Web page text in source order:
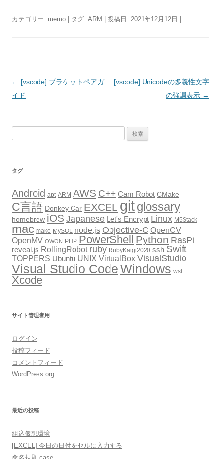
カテゴリー: memo | タグ: ARM | 投稿日: 2021年12月12日
投
稿
ン
← [vscode] ブラケットペアガ
イド
[vscode] Unicodeの多義性文字
の強調表示 →
タグ
Android apt ARM AWS C++ Cam Robot CMake
C言語 Donkey Car EXCEL gitglossary
homebrew iOS Japanese Let's Encrypt Linux M5Stack
mac make MySQL node.js Objective-C OpenCV
OpenMV OWON PHP PowerShell Python RasPi
reveal.js RollingRobot ruby RubyKaigi2020 ssh Swift
TOPPERS Ubuntu UNIX VirtualBox VisualStudio
Visual Studio CodeWindows wsl
Xcode
サイト管理者用
ログイン
投稿フィード
コメントフィード
WordPress.org
最近の投稿
組込仮想環境
[EXCEL] 今日の日付をセルに入力する
命名規則 case